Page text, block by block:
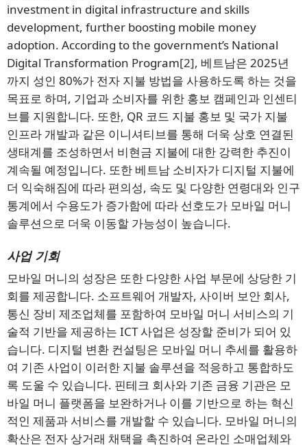
investment in digital infrastructure and skills
development, further boosting mobile money
adoption. According to the government’s National
Digital Transformation Program[2], 베트남은 2025년
까지 성인 80%가 전자 지불 방법을 사용하도록 하는 것을
목표로 하며, 기업과 소비자를 위한 홍보 캠페인과 인센티
브를 지원합니다. 또한, QR 코드 지불 홍보 및 국가 지불
인프라 개발과 같은 이니셔티브를 통해 더욱 상호 연결된
생태계를 조성하면서 비현금 지불에 대한 강력한 추진이
계속될 예정입니다. 또한 베트남 소비자가 디지털 지불에
더 익숙해짐에 따라 편의성, 속도 및 다양한 연령대와 인구
통계에서 수용도가 증가함에 따라 선호도가 모바일 머니
솔루션으로 더욱 이동할 가능성이 높습니다.
사업 기회
모바일 머니의 성장은 또한 다양한 사업 부문에 상당한 기
회를 제공합니다. 소프트웨어 개발자, 사이버 보안 회사,
통신 장비 제조업체를 포함하여 모바일 머니 서비스의 기
술적 기반을 제공하는 ICT 사업은 성장할 준비가 되어 있
습니다. 디지털 변환 컨설팅은 모바일 머니 추세를 활용하
여 기존 사업이 이러한 지불 솔루션을 적응하고 통합하도
록 도울 수 있습니다. 핀테크 회사와 기존 금융 기관은 모
바일 머니 플랫폼을 보완하거나 이를 기반으로 하는 혁신
적인 제품과 서비스를 개발할 수 있습니다. 모바일 머니의
확산은 전자 상거래 채택을 촉진하여 온라인 소매업체와